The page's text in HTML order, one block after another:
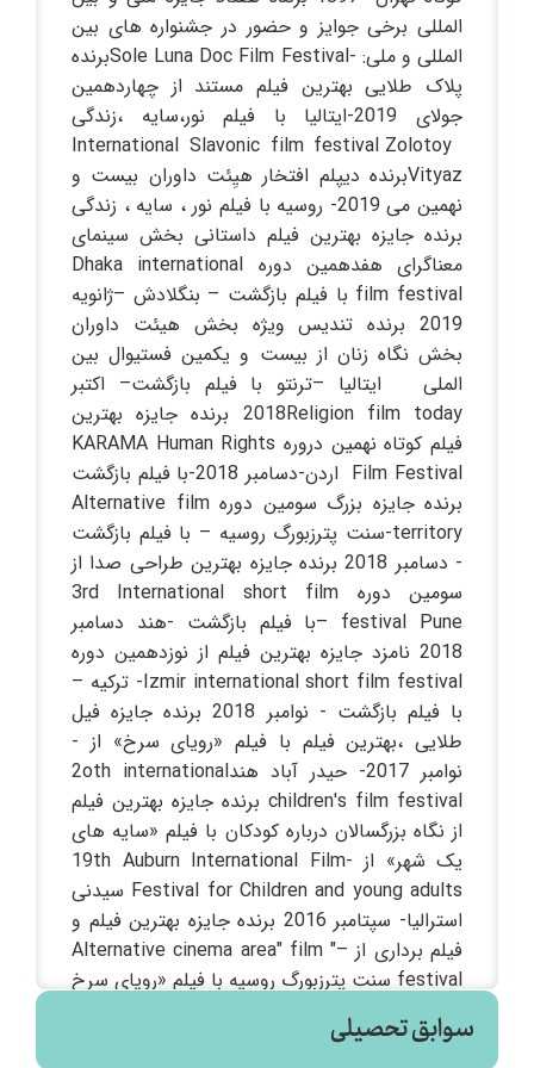
المللی برخی جوایز و حضور در جشنواره های بین
المللی و ملی: -Sole Luna Doc Film Festivalبرنده
پلاک طلایی بهترین فیلم مستند از چهاردهمین
جولای 2019-ایتالیا با فیلم نور،سایه ،زندگی
International Slavonic film festival Zolotoy
Vityazبرنده دیپلم افتخار هیِئت داوران بیست و
نهمین می 2019- روسیه با فیلم نور ، سایه ، زندگی
برنده جایزه بهترین فیلم داستانی بخش سینمای
معناگرای هفدهمین دوره Dhaka international
film festival با فیلم بازگشت – بنگلادش –ژانویه
2019 برنده تندیس ویژه بخش هیئت داوران
بخش نگاه زنان از بیست و یکمین فستیوال بین
الملی ایتالیا –ترنتو با فیلم بازگشت– اکتبر
2018Religion film today برنده جایزه بهترین
فیلم کوتاه نهمین دروره KARAMA Human Rights
Film Festival اردن-دسامبر 2018-با فیلم بازگشت
برنده جایزه بزرگ سومین دوره Alternative film
territory-سنت پترزبورگ روسیه – با فیلم بازگشت
- دسامبر 2018 برنده جایزه بهترین طراحی صدا از
سومین دوره 3rd International short film
festival Pune –با فیلم بازگشت -هند دسامبر
2018 نامزد جایزه بهترین فیلم از نوزدهمین دوره
Izmir international short film festival- ترکیه –
با فیلم بازگشت - نوامبر 2018 برنده جایزه فیل
طلایی ،بهترین فیلم با فیلم «رویای سرخ» از -
نوامبر 2017- حیدر آباد هند2oth international
children's film festival برنده جایزه بهترین فیلم
از نگاه بزرگسالان درباره کودکان با فیلم «سایه های
یک شهر» از -19th Auburn International Film
Festival for Children and young adults سیدنی
استرالیا- سپتامبر 2016 برنده جایزه بهترین فیلم و
فیلم برداری از –" Alternative cinema area" film
festival سنت پترزبورگ روسیه با فیلم «رویای سرخ
سوابق تحصیلی